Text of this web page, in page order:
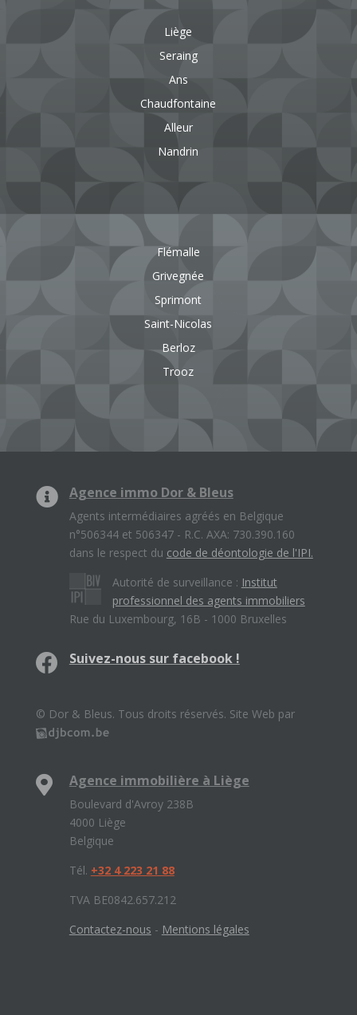
Liège
Seraing
Ans
Chaudfontaine
Alleur
Nandrin
Flémalle
Grivegnée
Sprimont
Saint-Nicolas
Berloz
Trooz
Agence immo Dor & Bleus
Agents intermédiaires agréés en Belgique
n°506344 et 506347 - R.C. AXA: 730.390.160
dans le respect du code de déontologie de l'IPI.
Autorité de surveillance : Institut
professionnel des agents immobiliers
Rue du Luxembourg, 16B - 1000 Bruxelles
Suivez-nous sur facebook !
© Dor & Bleus. Tous droits réservés. Site Web par
Agence immobilière à Liège
Boulevard d'Avroy 238B
4000 Liège
Belgique
Tél. +32 4 223 21 88
TVA BE0842.657.212
Contactez-nous - Mentions légales